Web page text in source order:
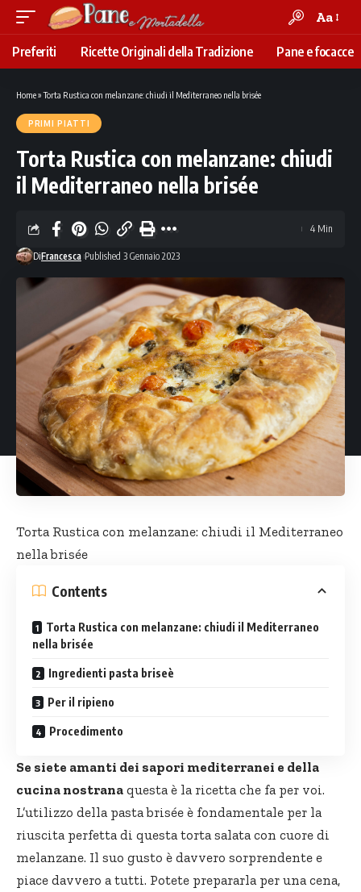
Font
Resizer
Aa
Preferiti Ricette Originali della Tradizione Pane e focacce
Home»Torta Rustica con melanzane: chiudi il Mediterraneo nella brisée
PRIMI PIATTI
Torta Rustica con melanzane: chiudi
il Mediterraneo nella brisée
DiFrancesca Published 3 Gennaio 2023
4 Min
Torta Rusticacon melanzane: chiudi il Mediterraneo
nella brisée
Contents
Torta Rustica con melanzane: chiudi il Mediterraneo
nella brisée
Ingredienti pasta briseè
Per il ripieno
Procedimento
Se siete amanti dei sapori mediterranei e della
cucina nostrana questa è la ricetta che fa per voi.
L’utilizzo della pasta brisée è fondamentale per la
riuscita perfetta di questatorta salatacon cuore di
melanzane. Il suo gusto è davvero sorprendente e
piace davvero a tutti. Potete prepararla per una cena,